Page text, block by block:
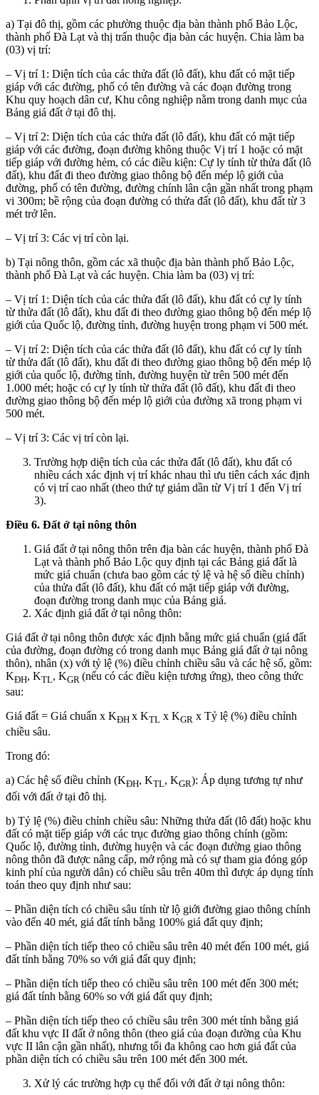
a) Tại đô thị, gồm các phường thuộc địa bàn thành phố Bảo Lộc,
thành phố Đà Lạt và thị trấn thuộc địa bàn các huyện. Chia làm ba
(03) vị trí:
– Vị trí 1: Diện tích của các thửa đất (lô đất), khu đất có mặt tiếp
giáp với các đường, phố có tên đường và các đoạn đường trong
Khu quy hoạch dân cư, Khu công nghiệp nằm trong danh mục của
Bảng giá đất ở tại đô thị.
– Vị trí 2: Diện tích của các thửa đất (lô đất), khu đất có mặt tiếp
giáp với các đường, đoạn đường không thuộc Vị trí 1 hoặc có mặt
tiếp giáp với đường hẻm, có các điều kiện: Cự ly tính từ thửa đất (lô
đất), khu đất đi theo đường giao thông bộ đến mép lộ giới của
đường, phố có tên đường, đường chính lân cận gần nhất trong phạm
vi 300m; bề rộng của đoạn đường có thửa đất (lô đất), khu đất từ 3
mét trở lên.
– Vị trí 3: Các vị trí còn lại.
b) Tại nông thôn, gồm các xã thuộc địa bàn thành phố Bảo Lộc,
thành phố Đà Lạt và các huyện. Chia làm ba (03) vị trí:
– Vị trí 1: Diện tích của các thửa đất (lô đất), khu đất có cự ly tính
từ thửa đất (lô đất), khu đất đi theo đường giao thông bộ đến mép lộ
giới của Quốc lộ, đường tỉnh, đường huyện trong phạm vi 500 mét.
– Vị trí 2: Diện tích của các thửa đất (lô đất), khu đất có cự ly tính
từ thửa đất (lô đất), khu đất đi theo đường giao thông bộ đến mép lộ
giới của quốc lộ, đường tỉnh, đường huyện từ trên 500 mét đến
1.000 mét; hoặc có cự ly tính từ thửa đất (lô đất), khu đất đi theo
đường giao thông bộ đến mép lộ giới của đường xã trong phạm vi
500 mét.
– Vị trí 3: Các vị trí còn lại.
Trường hợp diện tích của các thửa đất (lô đất), khu đất có
nhiều cách xác định vị trí khác nhau thì ưu tiên cách xác định
có vị trí cao nhất (theo thứ tự giảm dần từ Vị trí 1 đến Vị trí
3).
Điều 6. Đất ở tại nông thôn
Giá đất ở tại nông thôn trên địa bàn các huyện, thành phố Đà
Lạt và thành phố Bảo Lộc quy định tại các Bảng giá đất là
mức giá chuẩn (chưa bao gồm các tỷ lệ và hệ số điều chỉnh)
của thửa đất (lô đất), khu đất có mặt tiếp giáp với đường,
đoạn đường trong danh mục của Bảng giá.
Xác định giá đất ở tại nông thôn:
Giá đất ở tại nông thôn được xác định bằng mức giá chuẩn (giá đất
của đường, đoạn đường có trong danh mục Bảng giá đất ở tại nông
thôn), nhân (x) với tỷ lệ (%) điều chỉnh chiều sâu và các hệ số, gồm:
KĐH, KTL, KGR (nếu có các điều kiện tương ứng), theo công thức
sau:
Giá đất = Giá chuẩn x KĐH x KTL x KGR x Tỷ lệ (%) điều chỉnh
chiều sâu.
Trong đó:
a) Các hệ số điều chỉnh (KĐH, KTL, KGR): Áp dụng tương tự như
đối với đất ở tại đô thị.
b) Tỷ lệ (%) điều chỉnh chiều sâu: Những thửa đất (lô đất) hoặc khu
đất có mặt tiếp giáp với các trục đường giao thông chính (gồm:
Quốc lộ, đường tỉnh, đường huyện và các đoạn đường giao thông
nông thôn đã được nâng cấp, mở rộng mà có sự tham gia đóng góp
kinh phí của người dân) có chiều sâu trên 40m thì được áp dụng tính
toán theo quy định như sau:
– Phần diện tích có chiều sâu tính từ lộ giới đường giao thông chính
vào đến 40 mét, giá đất tính bằng 100% giá đất quy định;
– Phần diện tích tiếp theo có chiều sâu trên 40 mét đến 100 mét, giá
đất tính bằng 70% so với giá đất quy định;
– Phần diện tích tiếp theo có chiều sâu trên 100 mét đến 300 mét;
giá đất tính bằng 60% so với giá đất quy định;
– Phần diện tích tiếp theo có chiều sâu trên 300 mét tính bằng giá
đất khu vực II đất ở nông thôn (theo giá của đoạn đường của Khu
vực II lân cận gần nhất), nhưng tối đa không cao hơn giá đất của
phần diện tích có chiều sâu trên 100 mét đến 300 mét.
Xử lý các trường hợp cụ thể đối với đất ở tại nông thôn: